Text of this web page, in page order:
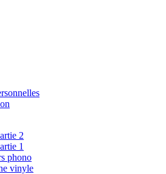
2
1
phono
vinyle